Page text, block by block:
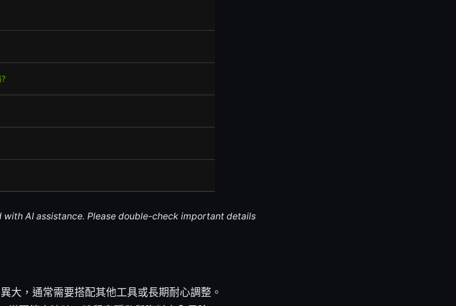
AI assistance. Please double-check important details
大，通常需要搭配其他工具或長期耐心調整。